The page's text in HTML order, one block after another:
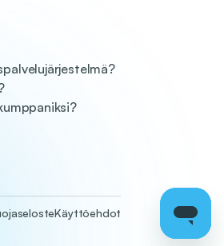
Käyttöehdot